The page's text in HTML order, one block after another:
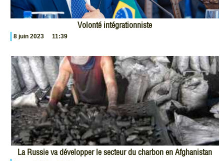
Volonté intégrationniste
8 juin 2023 11:39
La Russie va développer le secteur du charbon en Afghanistan